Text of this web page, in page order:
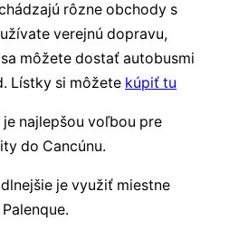
rôzne obchody s
verejnú dopravu,
môžete dostať autobusmi
Lístky si môžete kúpiť tu
je najlepšou voľbou pre
do Cancúnu.
je využiť miestne